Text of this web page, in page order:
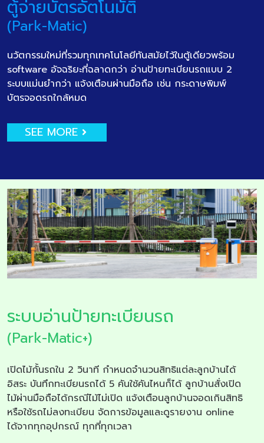
ตู้จ่ายบัตรอัตโนมัติ
(Park-Matic)
นวัตกรรมใหม่ที่รวมทุกเทคโนโลยีทันสมัยไว้ในตู้เดียวพร้อม
software อัจฉริยะที่ฉลาดกว่า อ่านป้ายทะเบียนรถแบบ 2
ระบบแม่นยำกว่า แจ้งเตือนผ่านมือถือ เช่น กระดาษพิมพ์
บัตรจอดรถใกล้หมด
SEE MORE
ระบบอ่านป้ายทะเบียนรถ
(Park-Matic+)
เปิดไม้กั้นรถใน 2 วินาที กำหนดจำนวนสิทธิแต่ละลูกบ้านได้
อิสระ บันทึกทะเบียนรถได้ 5 คันใช้คันไหนก็ได้ ลูกบ้านสั่งเปิด
ไม้ผ่านมือถือได้กรณีไม้ไม่เปิด แจ้งเตือนลูกบ้านจอดเกินสิทธิ
หรือใช้รถไม่ลงทะเบียน จัดการข้อมูลและดูรายงาน online
ได้จากทุกอุปกรณ์ ทุกที่ทุกเวลา